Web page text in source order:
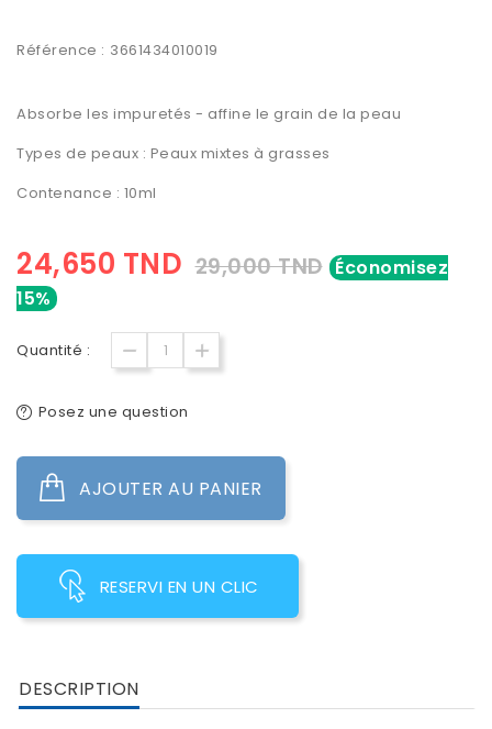
Référence : 3661434010019
Absorbe les impuretés - affine le grain de la peau
Types de peaux : Peaux mixtes à grasses
Contenance : 10ml
24,650 TND 29,000 TND Économisez
15%
Quantité :
Posez une question
AJOUTER AU PANIER
RESERVI EN UN CLIC
DESCRIPTION